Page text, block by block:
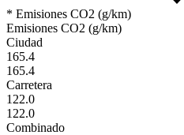
* Emisiones CO2 (g/km)
Emisiones CO2 (g/km)
Ciudad
165.4
165.4
Carretera
122.0
122.0
Combinado